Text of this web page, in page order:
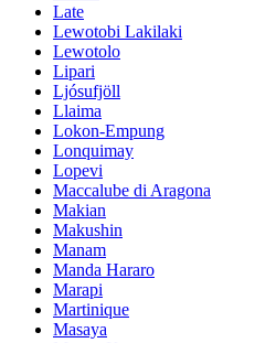
Late
Lewotobi Lakilaki
Lewotolo
Lipari
Ljósufjöll
Llaima
Lokon-Empung
Lonquimay
Lopevi
Maccalube di Aragona
Makian
Makushin
Manam
Manda Hararo
Marapi
Martinique
Masaya